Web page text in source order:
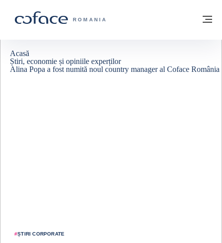
COFACE FOR TRADE - WEBSITE GRUP
ROMANIA
Înapoi la pagina de start
#ȘTIRI CORPORATE
Acasă
Știri, economie și opiniile experților
Alina Popa a fost numită noul country manager al Coface România